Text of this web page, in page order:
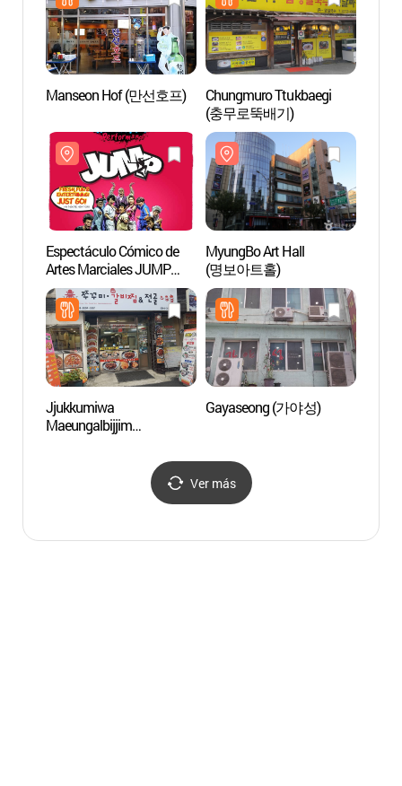
Manseon Hof (만선호프)
Chungmuro Ttukbaegi
(충무로뚝배기)
Espectáculo Cómico de
Artes Marciales JUMP
(코믹 마샬아츠 퍼포먼스
‘점프’)
MyungBo Art Hall
(명보아트홀)
Jjukkumiwa
Maeungalbijjim
Gayaseong (가야성)
Ver más